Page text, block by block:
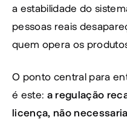
a estabilidade do
pessoas reais
quem opera os
O ponto central para
é este: a regulação
licença, não